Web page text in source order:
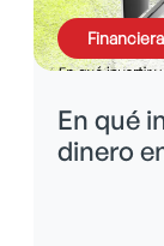
En qué
dinero